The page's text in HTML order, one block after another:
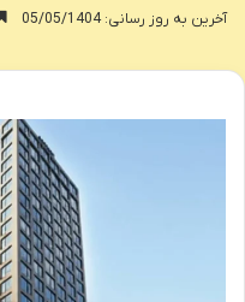
آخرین به روز رسانی: 05/05/1404